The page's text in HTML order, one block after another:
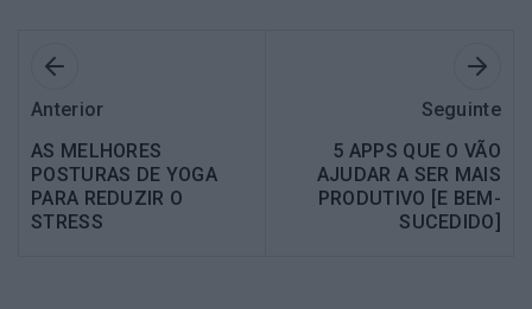
Anterior
AS MELHORES
POSTURAS DE YOGA
PARA REDUZIR O
STRESS
Seguinte
5 APPS QUE O VÃO
AJUDAR A SER MAIS
PRODUTIVO [E BEM-
SUCEDIDO]